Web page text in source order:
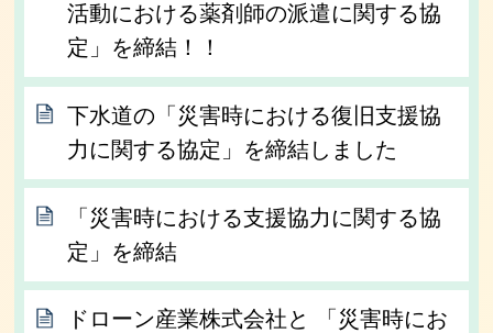
活動における薬剤師の派遣に関する協
定」を締結！！
下水道の「災害時における復旧支援協
力に関する協定」を締結しました
「災害時における支援協力に関する協
定」を締結
ドローン産業株式会社と 「災害時にお